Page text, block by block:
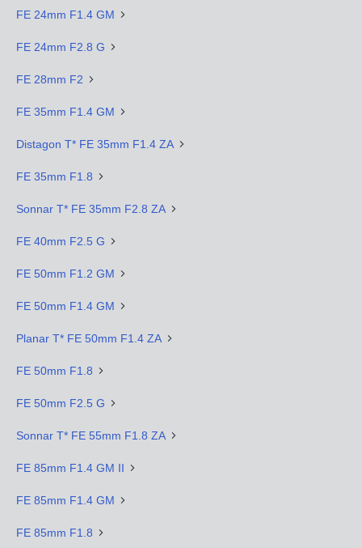
FE 24mm F1.4 GM
FE 24mm F2.8 G
FE 28mm F2
FE 35mm F1.4 GM
Distagon T* FE 35mm F1.4 ZA
FE 35mm F1.8
Sonnar T* FE 35mm F2.8 ZA
FE 40mm F2.5 G
FE 50mm F1.2 GM
FE 50mm F1.4 GM
Planar T* FE 50mm F1.4 ZA
FE 50mm F1.8
FE 50mm F2.5 G
Sonnar T* FE 55mm F1.8 ZA
FE 85mm F1.4 GM II
FE 85mm F1.4 GM
FE 85mm F1.8